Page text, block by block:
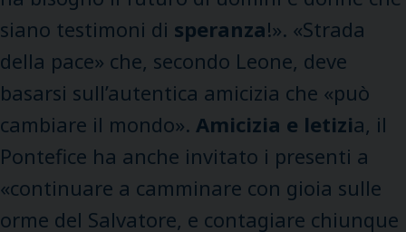
siano testimoni di speranza!». «Strada
della pace» che, secondo Leone, deve
basarsi sull’autentica amicizia che «può
cambiare il mondo». Amicizia e letizia, il
Pontefice ha anche invitato i presenti a
«continuare a camminare con gioia sulle
orme del Salvatore, e contagiare chiunque